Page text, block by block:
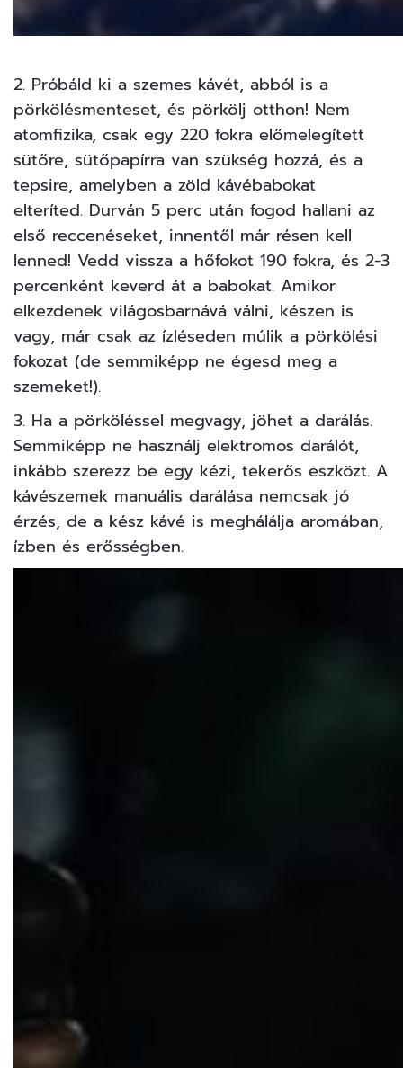
2. Próbáld ki a szemes kávét, abból is a
pörkölésmenteset, és pörkölj otthon! Nem
atomfizika, csak egy 220 fokra előmelegített
sütőre, sütőpapírra van szükség hozzá, és a
tepsire, amelyben a zöld kávébabokat
elteríted. Durván 5 perc után fogod hallani az
első reccenéseket, innentől már résen kell
lenned! Vedd vissza a hőfokot 190 fokra, és 2-3
percenként keverd át a babokat. Amikor
elkezdenek világosbarnává válni, készen is
vagy, már csak az ízléseden múlik a pörkölési
fokozat (de semmiképp ne égesd meg a
szemeket!).
3. Ha a pörköléssel megvagy, jöhet a darálás.
Semmiképp ne használj elektromos darálót,
inkább szerezz be egy kézi, tekerős eszközt. A
kávészemek manuális darálása nemcsak jó
érzés, de a kész kávé is meghálálja aromában,
ízben és erősségben.